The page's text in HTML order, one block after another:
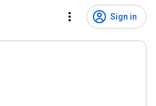
Sign in